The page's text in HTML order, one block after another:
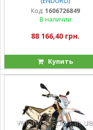
Код: 1606726849
В наличии
88 166,40 грн.
Купить